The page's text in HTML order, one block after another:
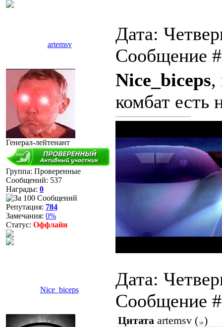
artemsv
Дата:
Сообщение
Генерал-лейтенант
Группа: Проверенные
Сообщений: 537
Награды: 0
Репутация: 784
Замечания: 0%
Статус: Оффлайн
Nice_biceps,
комбат есть
Nice_biceps
Дата:
Сообщение
Цитата artemsv ( )